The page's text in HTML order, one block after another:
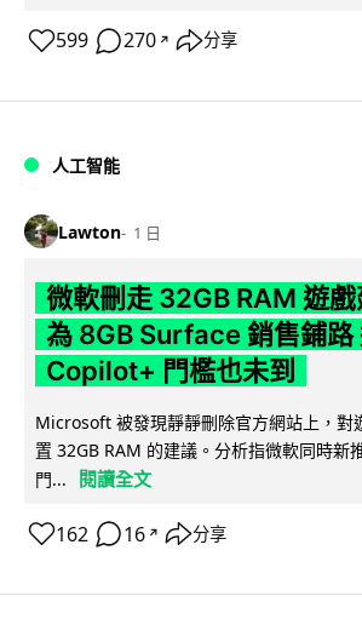
599 270 ↗ 分享
人工智能
Lawton 1 日
微軟刪走 32GB RAM 遊戲
為 8GB Surface 銷售鋪路
Copilot+ 門檻也未到
Microsoft 被發現靜靜刪除官方網站上，對
置 32GB RAM 的建議。分析指微軟同時新
門...
閱讀全文
162 16 ↗ 分享